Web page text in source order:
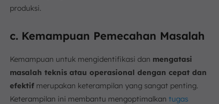
produksi.
c. Kemampuan Pemecahan Masalah
Kemampuan untuk mengidentifikasi dan mengatasi
masalah teknis atau operasional dengan cepat dan
efektif merupakan keterampilan yang sangat penting.
Keterampilan ini membantu mengoptimalkan tugas